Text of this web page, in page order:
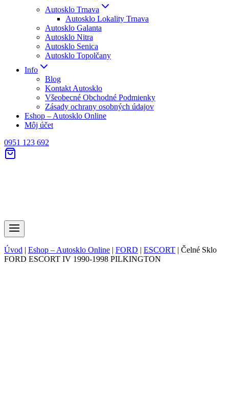
Autosklo Trnava
Autosklo Lokality Trnava
Autosklo Galanta
Autosklo Nitra
Autosklo Senica
Autosklo Topolčany
Info
Blog
Kontakt Autosklo
Všeobecné Obchodné Podmienky
Zásady ochrany osobných údajov
Eshop – Autosklo Online
Môj účet
0951 123 692
Úvod | Eshop – Autosklo Online | FORD | ESCORT | Čelné Sklo
FORD ESCORT IV 1990-1998 PILKINGTON